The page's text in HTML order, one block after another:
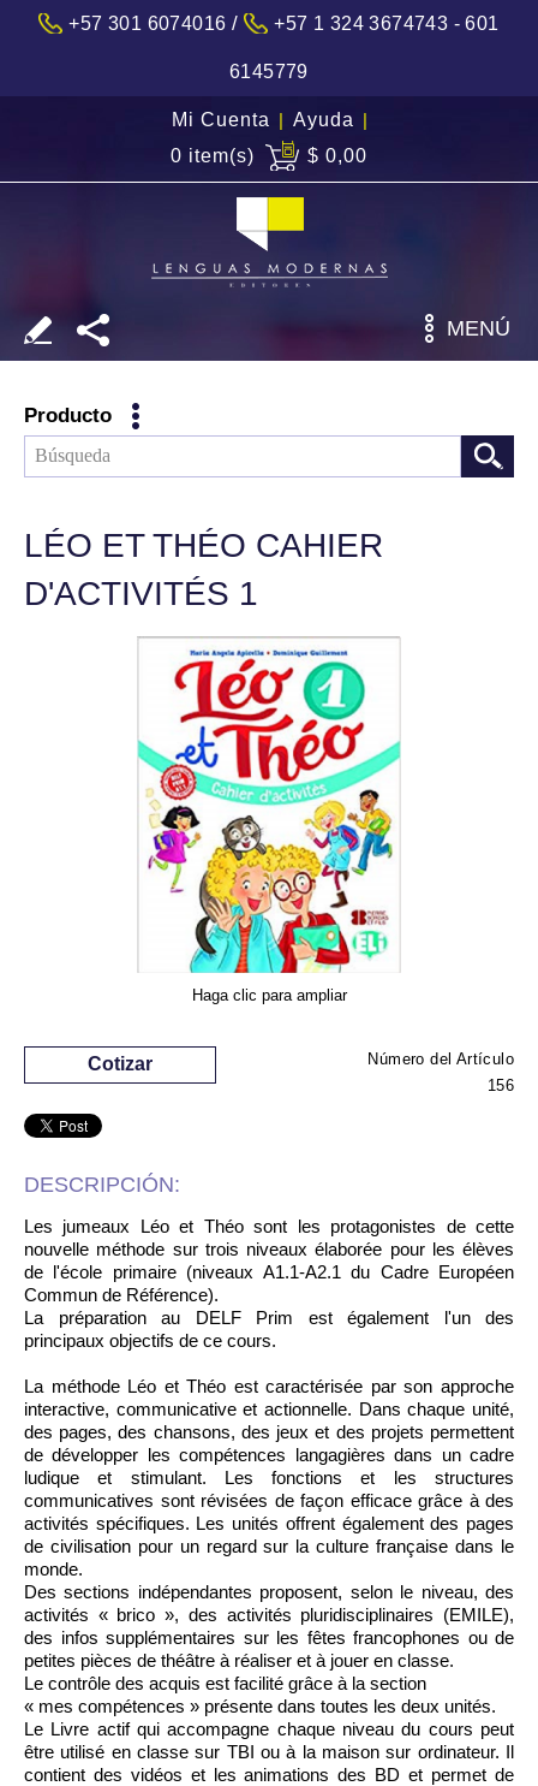
+57 301 6074016 / +57 1 324 3674743 - 601
6145779
Mi Cuenta | Ayuda |
0 item(s)
$ 0,00
MENÚ
Producto
LÉO ET THÉO CAHIER
D'ACTIVITÉS 1
Haga clic para ampliar
Número del Artículo
156
Cotizar
DESCRIPCIÓN:
Les jumeaux Léo et Théo sont les protagonistes de cette
nouvelle méthode sur trois niveaux élaborée pour les élèves
de l'école primaire (niveaux A1.1-A2.1 du Cadre Européen
Commun de Référence).
La préparation au DELF Prim est également l'un des
principaux objectifs de ce cours.
La méthode Léo et Théo est caractérisée par son approche
interactive, communicative et actionnelle. Dans chaque unité,
des pages, des chansons, des jeux et des projets permettent
de développer les compétences langagières dans un cadre
ludique et stimulant. Les fonctions et les structures
communicatives sont révisées de façon efficace grâce à des
activités spécifiques. Les unités offrent également des pages
de civilisation pour un regard sur la culture française dans le
monde.
Des sections indépendantes proposent, selon le niveau, des
activités « brico », des activités pluridisciplinaires (EMILE),
des infos supplémentaires sur les fêtes francophones ou de
petites pièces de théâtre à réaliser et à jouer en classe.
Le contrôle des acquis est facilité grâce à la section
« mes compétences » présente dans toutes les deux unités.
Le Livre actif qui accompagne chaque niveau du cours peut
être utilisé en classe sur TBI ou à la maison sur ordinateur. Il
contient des vidéos et les animations des BD et permet de